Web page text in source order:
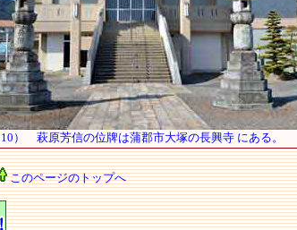
10） 萩原芳信の位牌は蒲郡市大塚の長興寺 にある。
このページのトップへ